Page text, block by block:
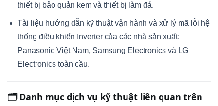
thiết bị bảo quản kem và thiết bị làm đá.
Tài liệu hướng dẫn kỹ thuật vận hành và xử lý mã lỗi hệ
thống điều khiển Inverter của các nhà sản xuất:
Panasonic Việt Nam, Samsung Electronics và LG
Electronics toàn cầu.
🗂 Danh mục dịch vụ kỹ thuật liên quan trên